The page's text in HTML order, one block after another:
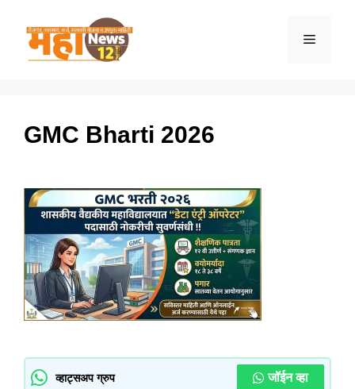
Menu
GMC Bharti 2026
व्हाट्सअप ग्रुप जॉईन व्हा